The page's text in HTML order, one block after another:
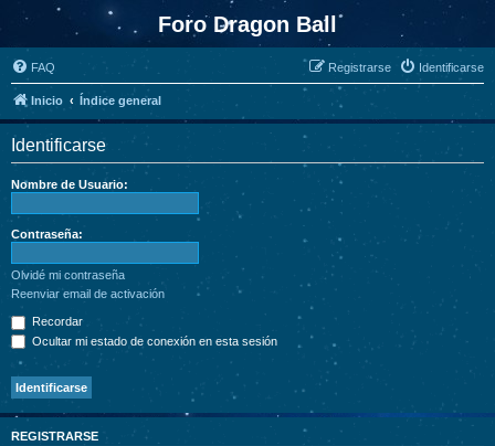
Foro Dragon Ball
FAQ Identificarse
Registrarse
Inicio Índice general
Identificarse
Nombre de Usuario:
Contraseña:
Olvidé mi contraseña
Reenviar email de activación
Recordar
Ocultar mi estado de conexión en esta sesión
REGISTRARSE